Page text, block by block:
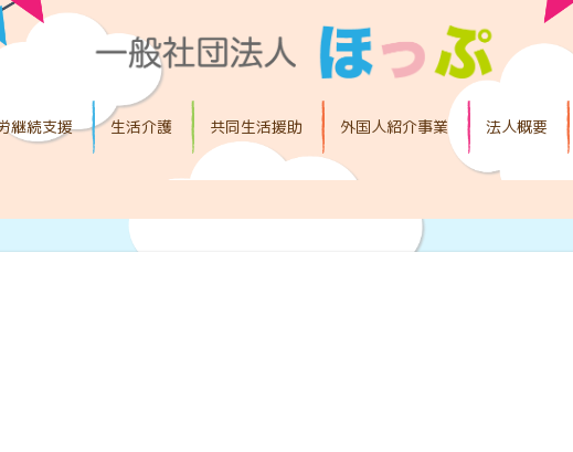
継続支援 生活介護 共同生活援助 外国人紹介事業 法人概要